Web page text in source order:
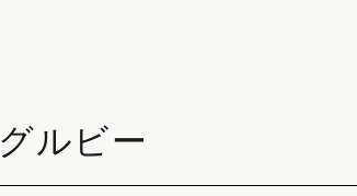
ルビー